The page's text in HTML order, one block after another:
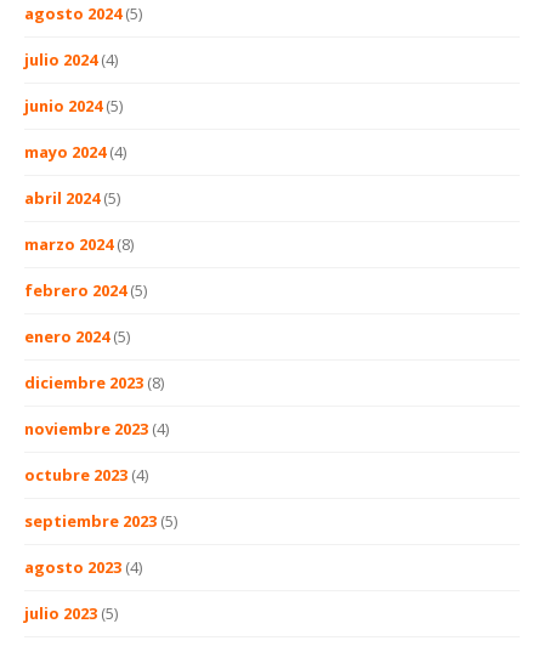
agosto 2024(5)
julio 2024(4)
junio 2024(5)
mayo 2024(4)
abril 2024(5)
marzo 2024(8)
febrero 2024(5)
enero 2024(5)
diciembre 2023 (8)
noviembre 2023 (4)
octubre 2023 (4)
septiembre 2023 (5)
agosto 2023 (4)
julio 2023 (5)